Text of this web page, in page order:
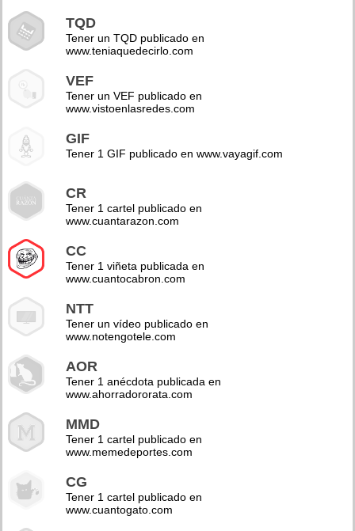
TQD
Tener un TQD publicado en
www.teniaquedecirlo.com
VEF
Tener un VEF publicado en
www.vistoenlasredes.com
GIF
Tener 1 GIF publicado en www.vayagif.com
CR
Tener 1 cartel publicado en
www.cuantarazon.com
CC
Tener 1 viñeta publicada en
www.cuantocabron.com
NTT
Tener un vídeo publicado en
www.notengotele.com
AOR
Tener 1 anécdota publicada en
www.ahorradororata.com
MMD
Tener 1 cartel publicado en
www.memedeportes.com
CG
Tener 1 cartel publicado en
www.cuantogato.com